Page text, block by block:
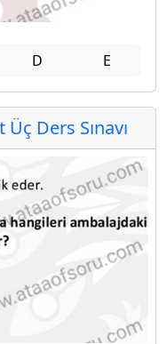
D E
Ders Sınavı